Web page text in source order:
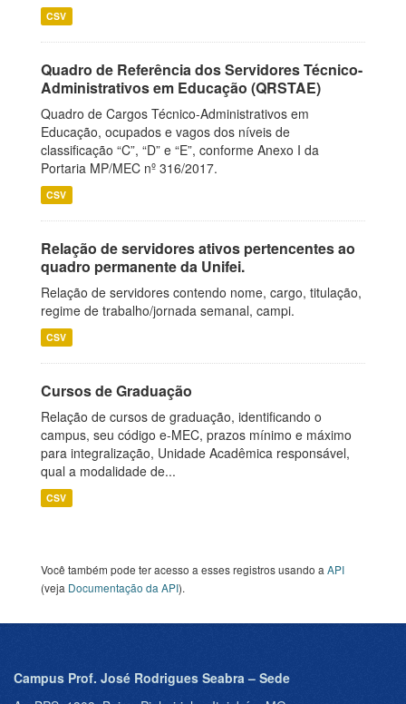
CSV
Quadro de Referência dos Servidores Técnico-
Administrativos em Educação (QRSTAE)
Quadro de Cargos Técnico-Administrativos em
Educação, ocupados e vagos dos níveis de
classificação “C”, “D” e “E”, conforme Anexo I da
Portaria MP/MEC nº 316/2017.
CSV
Relação de servidores ativos pertencentes ao
quadro permanente da Unifei.
Relação de servidores contendo nome, cargo, titulação,
regime de trabalho/jornada semanal, campi.
CSV
Cursos de Graduação
Relação de cursos de graduação, identificando o
campus, seu código e-MEC, prazos mínimo e máximo
para integralização, Unidade Acadêmica responsável,
qual a modalidade de...
CSV
Você também pode ter acesso a esses registros usando a API
(veja Documentação da API).
Campus Prof. José Rodrigues Seabra – Sede